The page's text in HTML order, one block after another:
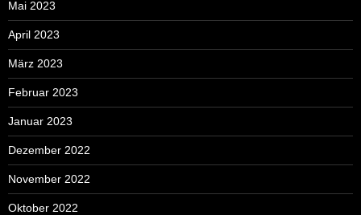
Mai 2023
April 2023
März 2023
Februar 2023
Januar 2023
Dezember 2022
November 2022
Oktober 2022